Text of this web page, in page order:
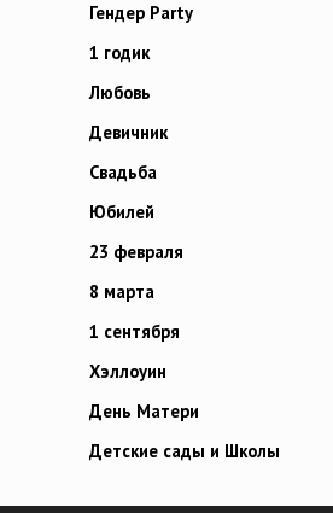
Гендер Party
1 годик
Любовь
Девичник
Свадьба
Юбилей
23 февраля
8 марта
1 сентября
Хэллоуин
День Матери
Детские сады и Школы